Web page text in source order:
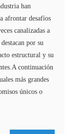
han
afrontar desafíos
canalizadas a
por su
estructural y su
continuación
más grandes
únicos o